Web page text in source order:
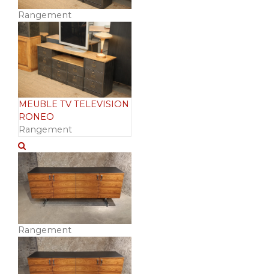
Rangement
MEUBLE TV TELEVISION
RONEO
Rangement
Rangement